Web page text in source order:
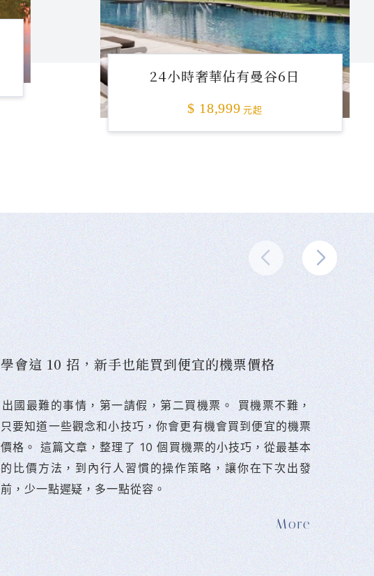
24小時奢華佔有曼谷6日
$ 18,999 元起
學會這 10 招，新手也能買到便宜的機票價格
󠀠出國最難的事情，第一請假，第二買機票。 󠀠買機票不難，
只要知道一些觀念和小技巧，你會更有機會買到便宜的機票
價格。 這篇文章，整理了 10 個買機票的小技巧，從最基本
的比價方法，到內行人習慣的操作策略，讓你在下次出發
前，少一點遲疑，多一點從容。